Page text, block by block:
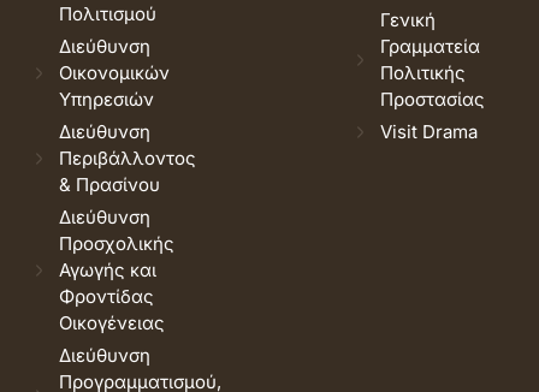
Πολιτισμού
Διεύθυνση
Οικονομικών
Υπηρεσιών
Διεύθυνση
Περιβάλλοντος
& Πρασίνου
Διεύθυνση
Προσχολικής
Αγωγής και
Φροντίδας
Οικογένειας
Διεύθυνση
Προγραμματισμού,
Γενική
Γραμματεία
Πολιτικής
Προστασίας
Visit Drama